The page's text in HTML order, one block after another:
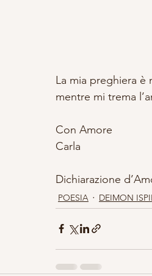
La mia preghiera
mentre mi trema
Con Amore
Carla
Dichiarazione
POESIA DEIMON